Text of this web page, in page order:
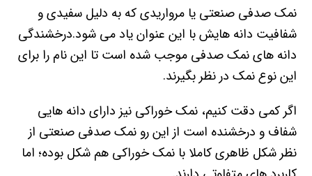
نمک صدفی صنعتی یا مرواریدی که به دلیل سفیدی و
شفافیت دانه هایش با این عنوان یاد می شود.درخشندگی
دانه های نمک صدفی موجب شده است تا این نام را برای
این نوع نمک در نظر بگیرند.
اگر کمی دقت کنیم، نمک خوراکی نیز دارای دانه هایی
شفاف و درخشنده است از این رو نمک صدفی صنعتی از
نظر شکل ظاهری کاملا با نمک خوراکی هم شکل بوده؛ اما